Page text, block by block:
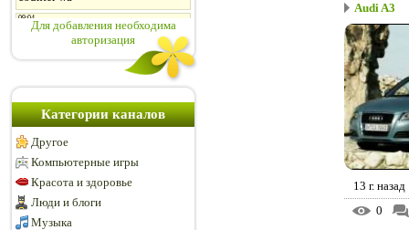
Для добавления необходима
авторизация
Категории каналов
Другое
Компьютерные игры
Красота и здоровье
Люди и блоги
Музыка
Audi A3
13 г. назад
0